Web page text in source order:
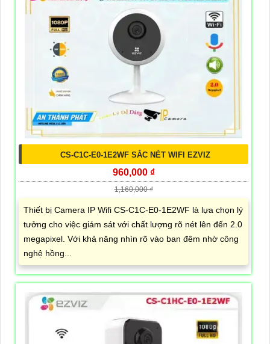
CS-C1C-E0-1E2WF SẮC NÉT WIFI EZVIZ
960,000 ₫
1,160,000 ₫
Thiết bị Camera IP Wifi CS-C1C-E0-1E2WF là lựa chọn lý
tưởng cho việc giám sát với chất lượng rõ nét lên đến 2.0
megapixel. Với khả năng nhìn rõ vào ban đêm nhờ công
nghệ hồng...